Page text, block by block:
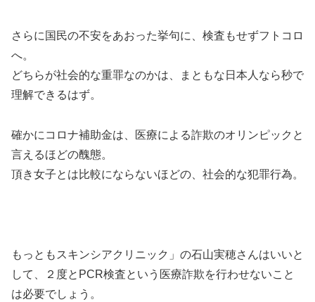
さらに国民の不安をあおった挙句に、検査もせずフトコロ
へ。
どちらが社会的な重罪なのかは、まともな日本人なら秒で
理解できるはず。
確かにコロナ補助金は、医療による詐欺のオリンピックと
言えるほどの醜態。
頂き女子とは比較にならないほどの、社会的な犯罪行為。
もっともスキンシアクリニック」の石山実穂さんはいいと
して、２度とPCR検査という医療詐欺を行わせないこと
は必要でしょう。